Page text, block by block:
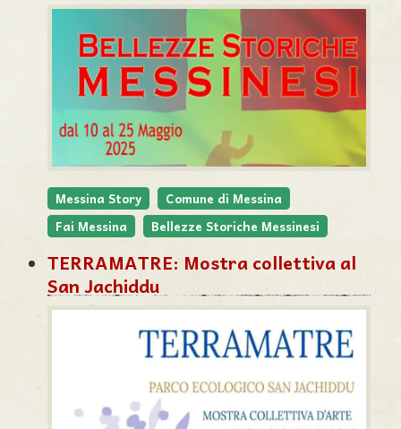
Messina Story
Comune di Messina
Fai Messina
Bellezze Storiche Messinesi
TERRAMATRE: Mostra collettiva al
San Jachiddu